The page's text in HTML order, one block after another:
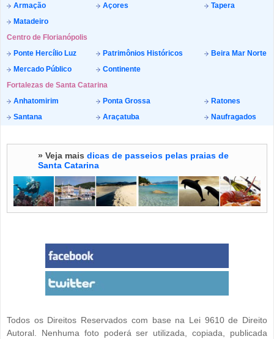
Armação
Açores
Tapera
Matadeiro
Centro de Florianópolis
Ponte Hercílio Luz
Patrimônios Históricos
Beira Mar Norte
Mercado Público
Continente
Fortalezas de Santa Catarina
Anhatomirim
Ponta Grossa
Ratones
Santana
Araçatuba Naufragados
» Veja mais dicas de passeios pelas praias de
Santa Catarina
Todos os Direitos Reservados com base na Lei 9610 de Direito
Autoral. Nenhuma foto poderá ser utilizada, copiada, publicada